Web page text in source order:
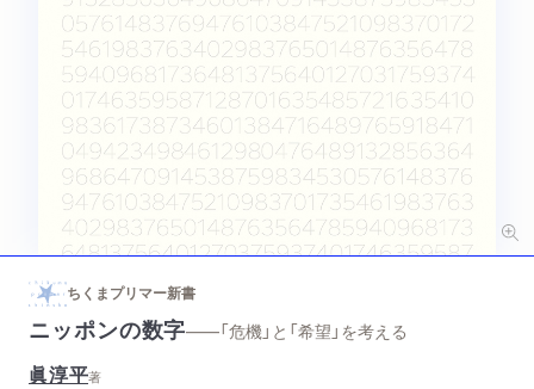
ちくまプリマー新書
ニッポンの数字——「危機」と「希望」を考える
眞淳平著